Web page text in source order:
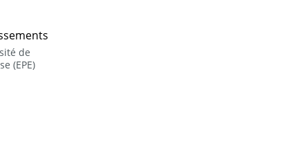
de
(EPE)